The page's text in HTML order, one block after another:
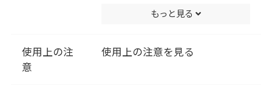
もっと見る
使用上の注
意
使用上の注意を見る